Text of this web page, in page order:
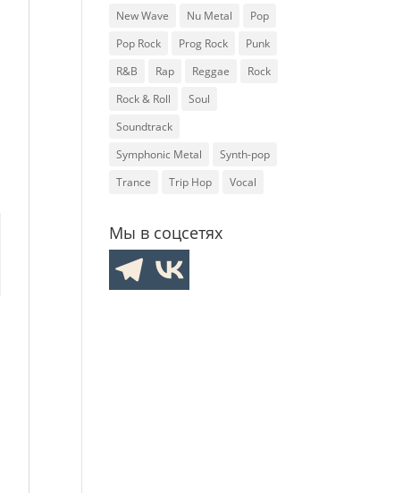
New Wave
Nu Metal
Pop
Pop Rock
Prog Rock
Punk
R&B
Rap Reggae
Rock
Rock & Roll
Soul
Soundtrack
Symphonic Metal
Synth-pop
Trance
Trip Hop Vocal
Мы в соцсетях